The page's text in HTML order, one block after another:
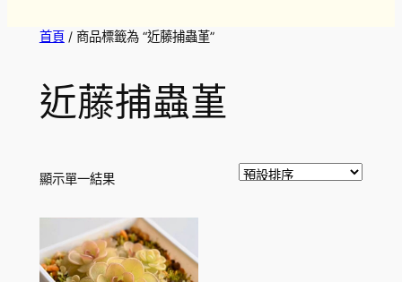
首頁/ 商品標籤為 “近藤捕蟲堇”
近藤捕蟲堇
顯示單一結果